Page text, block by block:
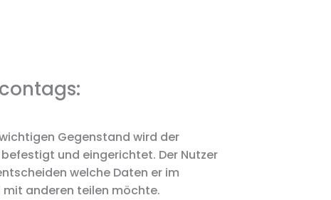
Gegenstand wird der
und eingerichtet. Der Nutzer
welche Daten er im
anderen teilen möchte.